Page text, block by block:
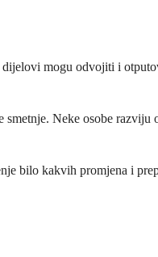
mogu odvojiti i
Neke osobe razviju
bilo kakvih promjena i